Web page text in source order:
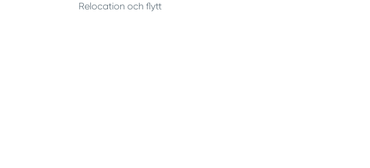
Relocation och flytt